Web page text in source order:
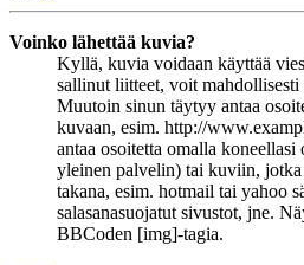
Voinko lähettää kuvia?
Kyllä, kuvia voidaan käyttää
sallinut liitteet, voit
Muutoin sinun täytyy antaa
kuvaan, esim. http://
antaa osoitetta omalla
yleinen palvelin) tai kuviin,
takana, esim. hotmail tai yahoo
salasanasuojatut sivustot, jne.
BBCoden [img]-tagia.